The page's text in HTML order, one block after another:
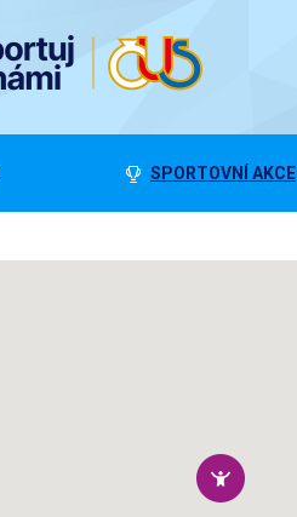
SPORTOVNÍ AKCE